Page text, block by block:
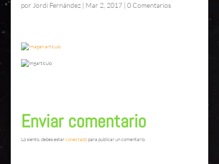
por Jordi Fernández| Mar 2, 2017| 0 Comentarios
Enviar comentario
Lo siento, debes estarconectadopara publicar un comentario.